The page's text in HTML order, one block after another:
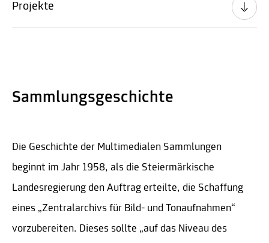
Projekte
Sammlungsgeschichte
Die Geschichte der Multimedialen Sammlungen
beginnt im Jahr 1958, als die Steiermärkische
Landesregierung den Auftrag erteilte, die Schaffung
eines „Zentralarchivs für Bild- und Tonaufnahmen“
vorzubereiten. Dieses sollte „auf das Niveau des